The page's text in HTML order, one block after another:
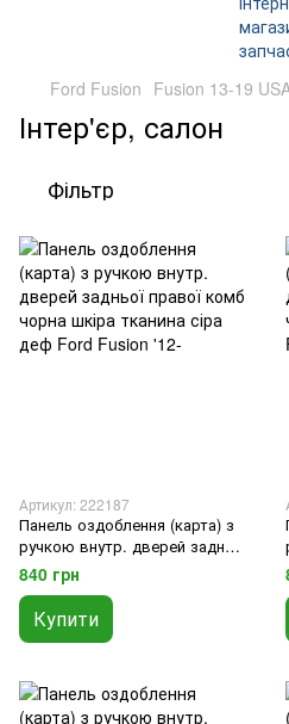
Ford Fusion Fusion 13-19
Інтер'єр, салон
Фільтр
Артикул: 222187
Панель оздоблення (карта) з
ручкою внутр. дверей задньої
правої комб чорна шкіра
тканина сіра деф Ford Fusion
'12-
840 грн
Купити